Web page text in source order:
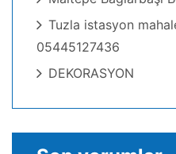
Tuzla istasyon
05445127436
DEKORASYON